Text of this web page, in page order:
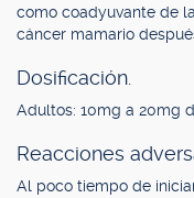
como coadyuvante de
cáncer mamario
Dosificación.
Adultos: 10mg a 20mg
Reacciones
Al poco tiempo de